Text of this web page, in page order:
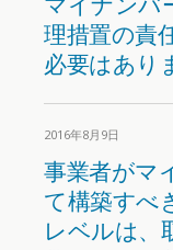
理措置の責
必要はあり
2016年8月9日
事業者がマ
て構築すべ
レベルは、